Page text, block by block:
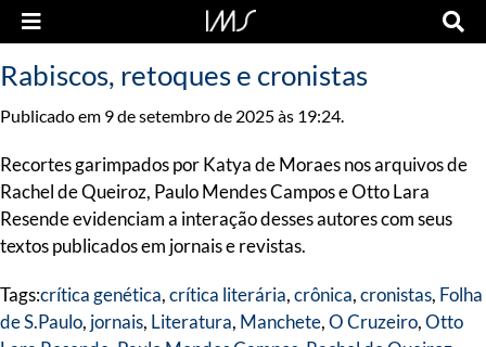
Rabiscos, retoques e cronistas
Publicado em 9 de setembro de 2025 às 19:24.
Recortes garimpados por Katya de Moraes nos arquivos de
Rachel de Queiroz, Paulo Mendes Campos e Otto Lara
Resende evidenciam a interação desses autores com seus
textos publicados em jornais e revistas.
Tags:crítica genética,crítica literária,crônica,cronistas, Folha
de S.Paulo, jornais, Literatura, Manchete,O Cruzeiro,Otto